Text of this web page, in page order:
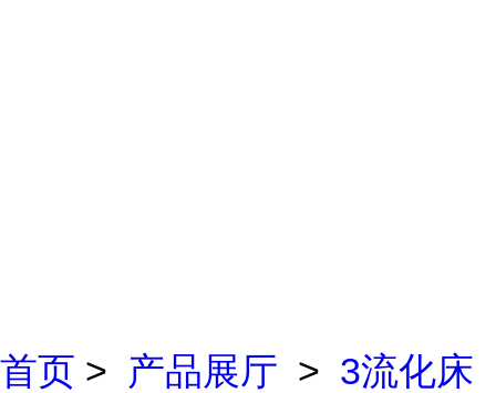
首页 > 产品展厅 > 3流化床